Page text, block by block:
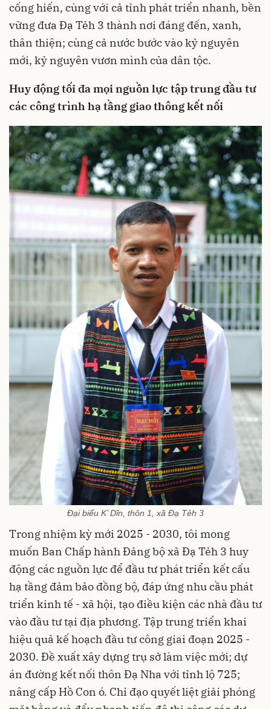
cống hiến, cùng với cả tỉnh phát triển nhanh, bền
vững đưa Đạ Tẻh 3 thành nơi đáng đến, xanh,
thân thiện; cùng cả nước bước vào kỷ nguyên
mới, kỷ nguyên vươn mình của dân tộc.
Huy động tối đa mọi nguồn lực tập trung đầu tư
các công trình hạ tầng giao thông kết nối
Đại biểu K’ Dĩn, thôn 1, xã Đạ Tẻh 3
Trong nhiệm kỳ mới 2025 - 2030, tôi mong
muốn Ban Chấp hành Đảng bộ xã Đạ Tẻh 3 huy
động các nguồn lực để đầu tư phát triển kết cấu
hạ tầng đảm bảo đồng bộ, đáp ứng nhu cầu phát
triển kinh tế - xã hội, tạo điều kiện các nhà đầu tư
vào đầu tư tại địa phương. Tập trung triển khai
hiệu quả kế hoạch đầu tư công giai đoạn 2025 -
2030. Đề xuất xây dựng trụ sở làm việc mới; dự
án đường kết nối thôn Đạ Nha với tỉnh lộ 725;
nâng cấp Hồ Con ó. Chỉ đạo quyết liệt giải phóng